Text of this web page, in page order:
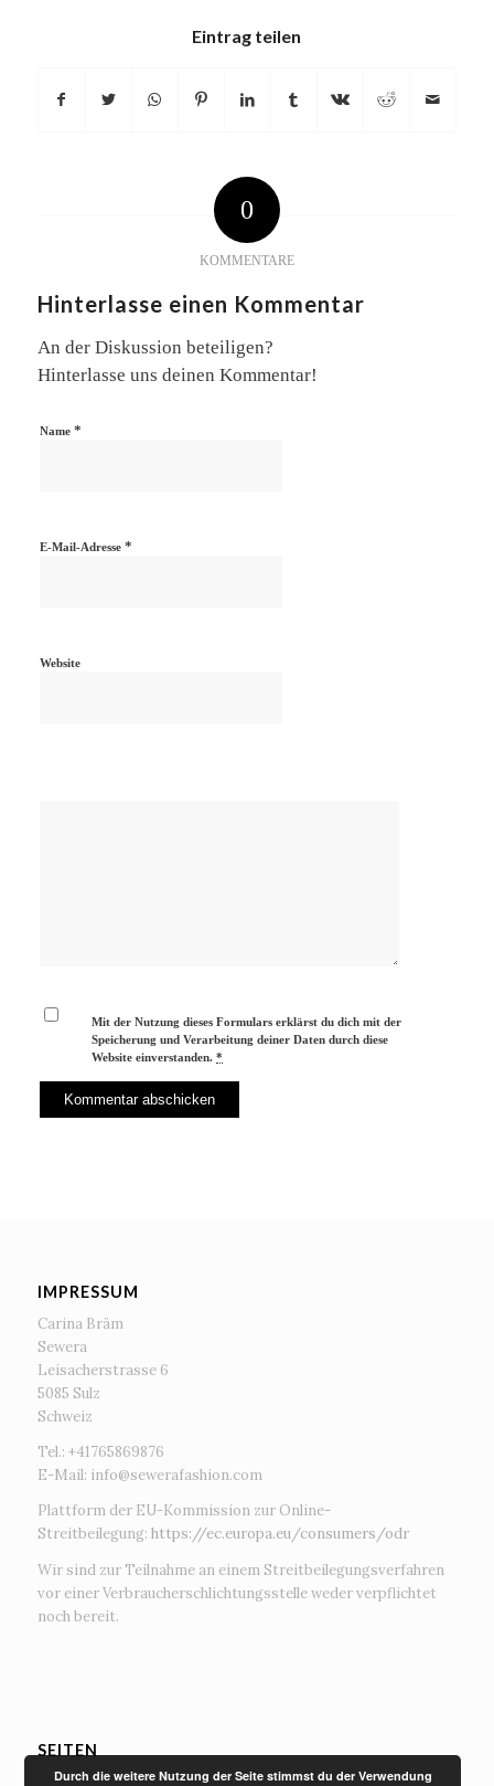
Eintrag teilen
0
KOMMENTARE
Hinterlasse einen Kommentar
An der Diskussion beteiligen?
Hinterlasse uns deinen Kommentar!
Name *
E-Mail-Adresse *
Website
Mit der Nutzung dieses Formulars erklärst du dich mit der
Speicherung und Verarbeitung deiner Daten durch diese
Website einverstanden.*
IMPRESSUM
Carina Bräm
Sewera
Leisacherstrasse 6
5085 Sulz
Schweiz
Tel.: +41765869876
E-Mail: info@sewerafashion.com
Plattform der EU-Kommission zur Online-
Streitbeilegung: https://ec.europa.eu/consumers/odr
Wir sind zur Teilnahme an einem Streitbeilegungsverfahren
vor einer Verbraucherschlichtungsstelle weder verpflichtet
noch bereit.
SEITEN
Durch die weitere Nutzung der Seite stimmst du der Verwendung